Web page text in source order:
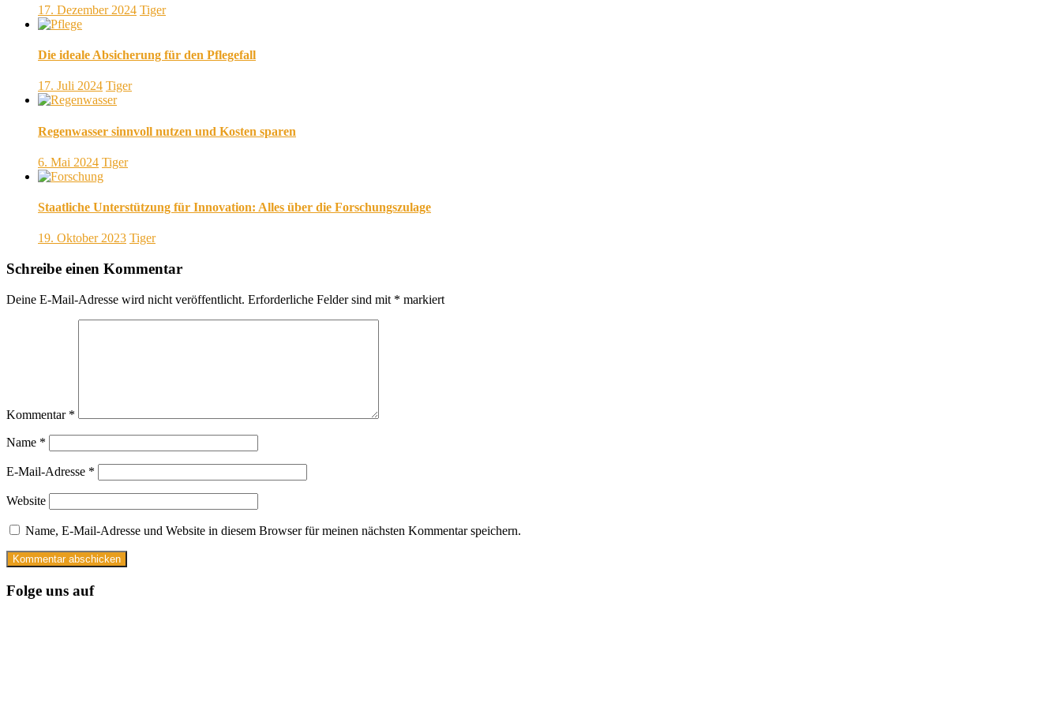
17. Dezember 2024 Tiger
Die ideale Absicherung für den Pflegefall
17. Juli 2024 Tiger
Regenwasser sinnvoll nutzen und Kosten sparen
6. Mai 2024 Tiger
Staatliche Unterstützung für Innovation: Alles über die Forschungszulage
19. Oktober 2023 Tiger
Schreibe einen Kommentar
Deine E-Mail-Adresse wird nicht veröffentlicht. Erforderliche Felder sind mit * markiert
Kommentar *
Name *
E-Mail-Adresse *
Website
Name, E-Mail-Adresse und Website in diesem Browser für meinen nächsten Kommentar speichern.
Folge uns auf